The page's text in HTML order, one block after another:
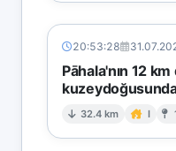
20:53:28
Pāhala'nın 12
32.4 km I